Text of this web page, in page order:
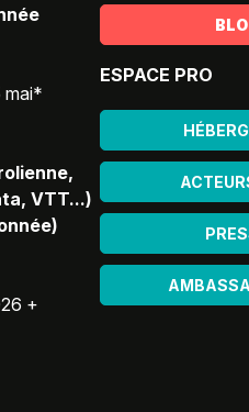
mai*
VTT...)
+
ESPACE PRO